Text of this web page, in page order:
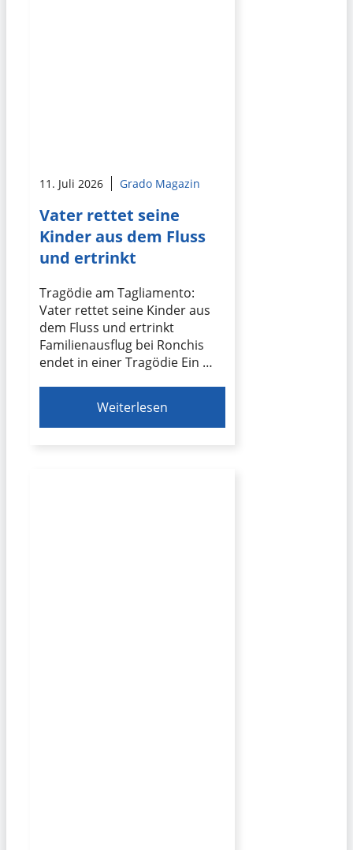
11. Juli 2026 Grado Magazin
Vater rettet seine
Kinder aus dem Fluss
und ertrinkt
Tragödie am Tagliamento:
Vater rettet seine Kinder aus
dem Fluss und ertrinkt
Familienausflug bei Ronchis
endet in einer Tragödie Ein …
Weiterlesen